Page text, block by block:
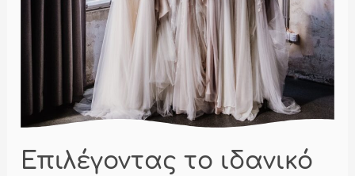
Επιλέγοντας το ιδανικό